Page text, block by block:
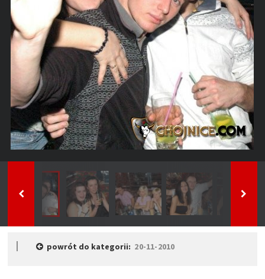
powrót do kategorii: 20-11-2010